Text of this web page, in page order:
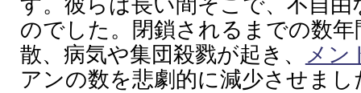
す。彼らは長い間そこで、不自
のでした。閉鎖されるまでの数
散、病気や集団殺戮が起き、
メン
アンの数を悲劇的に減少させまし